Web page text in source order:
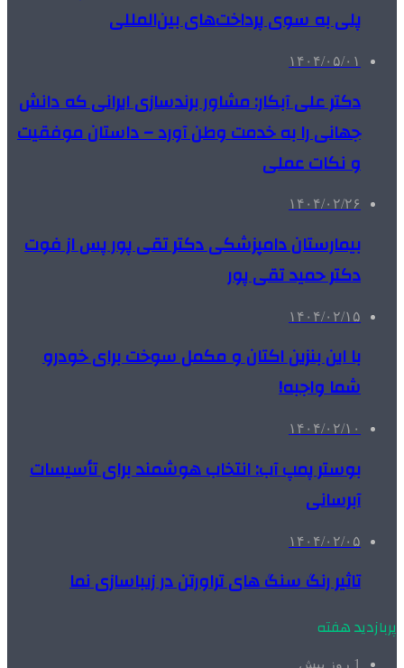
پلی به سوی پرداخت‌های بین‌المللی
۱۴۰۴/۰۵/۰۱
دکتر علی آبکار: مشاور برندسازی ایرانی که دانش
جهانی را به خدمت وطن آورد – داستان موفقیت
و نکات عملی
۱۴۰۴/۰۲/۲۶
بیمارستان دامپزشکی دکتر تقی پور پس از فوت
دکتر حمید تقی پور
۱۴۰۴/۰۲/۱۵
با این بنزین اکتان و مکمل سوخت برای خودرو
شما واجبه!
۱۴۰۴/۰۲/۱۰
بوستر پمپ آب: انتخاب هوشمند برای تأسیسات
آبرسانی
۱۴۰۴/۰۲/۰۵
تاثیر رنگ سنگ های تراورتن در زیباسازی نما
پربازدید هفته
1 روز پیش